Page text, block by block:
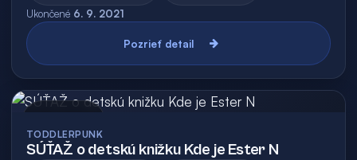
Ukončené 6. 9. 2021
Pozrieť detail
TODDLERPUNK
SÚŤAŽ o detskú knižku Kde je Ester N